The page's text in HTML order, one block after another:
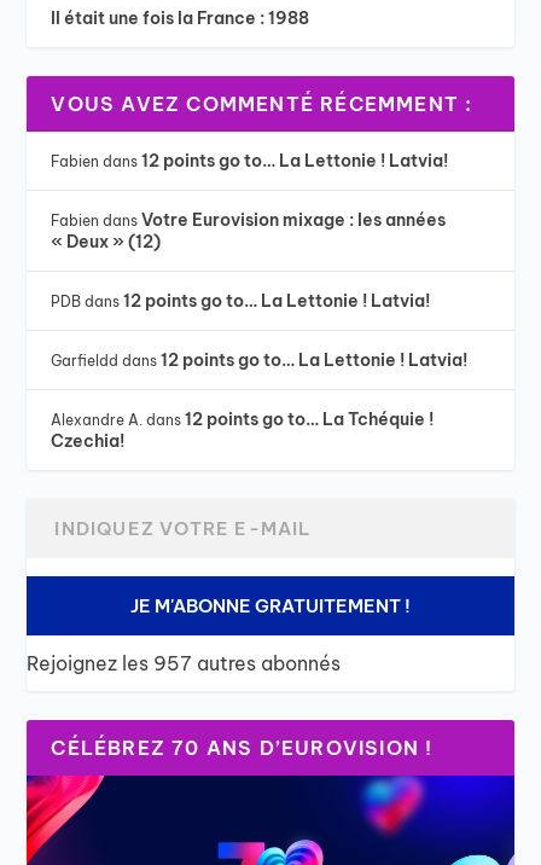
Il était une fois la France : 1988
VOUS AVEZ COMMENTÉ RÉCEMMENT :
Fabien dans12 points go to… La Lettonie ! Latvia!
Fabien dansVotre Eurovision mixage : les années
« Deux » (12)
PDB dans12 points go to… La Lettonie ! Latvia!
Garfieldd dans12 points go to… La Lettonie ! Latvia!
Alexandre A. dans12 points go to… La Tchéquie !
Czechia!
JE M'ABONNE GRATUITEMENT !
Rejoignez les 957 autres abonnés
CÉLÉBREZ 70 ANS D’EUROVISION !